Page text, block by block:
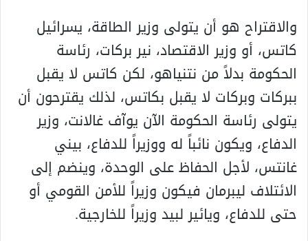
والاقتراح هو أن يتولى وزير الطاقة، يسرائيل
كاتس، أو وزير الاقتصاد، نير بركات، رئاسة
الحكومة بدلاً من نتنياهو، لكن كاتس لا يقبل
ببركات وبركات لا يقبل بكاتس، لذلك يقترحون أن
يتولى رئاسة الحكومة الآن يوآف غالانت، وزير
الدفاع، ويكون نائباً له ووزيراً للدفاع، بيني
غانتس، لأجل الحفاظ على الوحدة، وينضم إلى
الائتلاف ليبرمان فيكون وزيراً للأمن القومي أو
حتى للدفاع، ويائير لبيد وزيراً للخارجية.